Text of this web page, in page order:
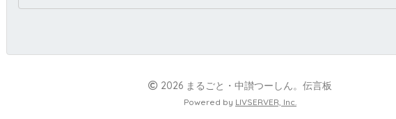
2026 まるごと・中讃つーしん。伝言板
Powered by LIVSERVER, Inc.